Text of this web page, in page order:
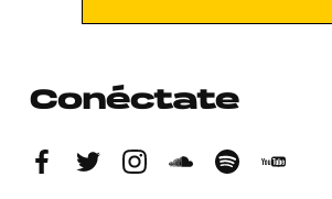
Conéctate